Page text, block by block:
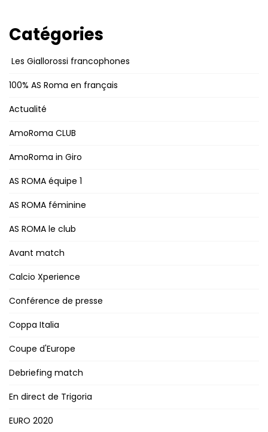
Catégories
Les Giallorossi francophones
100% AS Roma en français
Actualité
AmoRoma CLUB
AmoRoma in Giro
AS ROMA équipe 1
AS ROMA féminine
AS ROMA le club
Avant match
Calcio Xperience
Conférence de presse
Coppa Italia
Coupe d'Europe
Debriefing match
En direct de Trigoria
EURO 2020